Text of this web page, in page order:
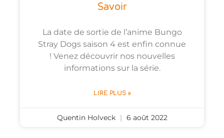
Savoir
La date de sortie de l’anime Bungo
Stray Dogs saison 4 est enfin connue
! Venez découvrir nos nouvelles
informations sur la série.
LIRE PLUS »
Quentin Holveck 6 août 2022